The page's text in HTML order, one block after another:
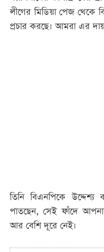
লীগের মিডিয়া পেজ থেকে
প্রচার করছে। আমরা এর
তিনি বিএনপিকে
পাতছেন, সেই ফাঁদে
আর বেশি দূরে নেই।